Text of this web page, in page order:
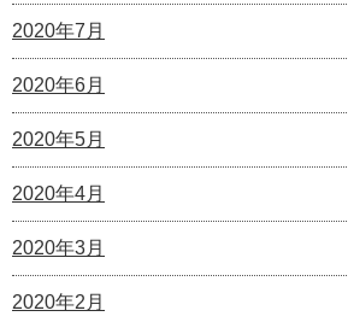
2020年7月
2020年6月
2020年5月
2020年4月
2020年3月
2020年2月